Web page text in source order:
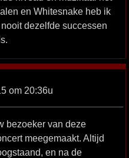
en Whitesnake heb ik
dezelfde successen
om 20:36u
bezoeker van deze
meegemaakt. Altijd
en na de